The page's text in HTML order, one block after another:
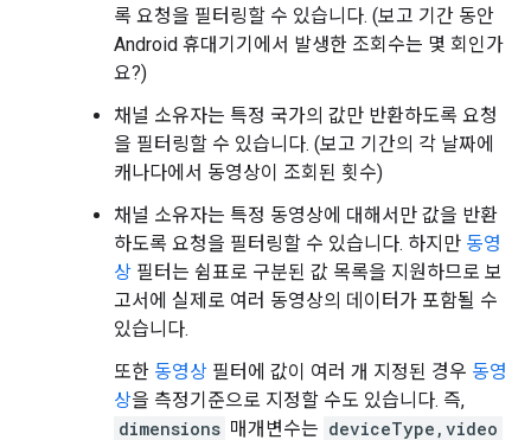
록 요청을 필터링할 수 있습니다. (보고 기간 동안
Android 휴대기기에서 발생한 조회수는 몇 회인가
요?)
채널 소유자는 특정 국가의 값만 반환하도록 요청
을 필터링할 수 있습니다. (보고 기간의 각 날짜에
캐나다에서 동영상이 조회된 횟수)
채널 소유자는 특정 동영상에 대해서만 값을 반환
하도록 요청을 필터링할 수 있습니다. 하지만 동영
상 필터는 쉼표로 구분된 값 목록을 지원하므로 보
고서에 실제로 여러 동영상의 데이터가 포함될 수
있습니다.
또한 동영상 필터에 값이 여러 개 지정된 경우 동영
상을 측정기준으로 지정할 수도 있습니다. 즉,
dimensions 매개변수는 deviceType,video